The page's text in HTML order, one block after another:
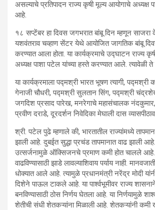
असल्याचे प्रतिपादन राज्य कृषी मूल्य आयोगाचे अध्यक्ष
आहे.
१८ सप्टेंबर हा दिवस जगभरात बांबू दिन म्हणून साजरा
यशवंतराव चव्हाण सेंटर येथे आयोजित जागतिक बांबू
करण्यात आला होता. या कार्यक्रमाचे उद्घाटन राज्य
अध्यक्ष पाशा पटेल यांच्या हस्ते करण्यात आले. त्यावेळी ते
या कार्यक्रमाला पद्मश्री भारत भूषण त्यागी,
गेनाजी चौधरी, पद्मश्री सुलतान सिंग, पद्मश्री
जगदिश प्रसाद पारेख, मनरेगाचे महासंचालक
प्रवीण दराडे, दूरदर्शन निवेदिका मेघाली दास
श्री. पटेल पुढे म्हणाले की, भारतातील राज्यांमध्ये
झाली आहे. दुबईत सुद्धा प्रचंड तापमानात वाढ झाली
उत्सर्जनामुळे ऑक्सिजनचे प्रमाण कमी होत चालले
वाढविण्यासाठी झाडे लावल्याशिवाय पर्याय नाही.
धोक्यात आले आहे. त्यामुळे प्रधानमंत्री नरेंद्र मोदी
दिशेने पाऊल टाकले आहे. या पार्श्वभूमीवर राज्य शासनाने
बनविण्यासाठी ठोस निर्णय घेतला आहे. या निर्णयामुळे
शेतीची संधी शेतकऱ्यांना मिळाली आहे. शेतकऱ्यांनी कमी